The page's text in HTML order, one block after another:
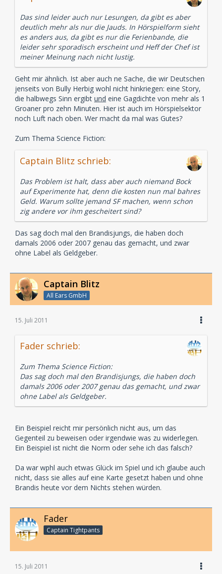
Das sind leider auch nur Lesungen, da gibt es aber
deutlich mehr als nur die Jauds. In Hörspielform sieht
es anders aus, da gibt es nur die Ferienbande, die
leider sehr sporadisch erscheint und Heff der Chef ist
meiner Meinung nach nicht lustig.
Geht mir ähnlich. Ist aber auch ne Sache, die wir Deutschen
jenseits von Bully Herbig wohl nicht hinkriegen: eine Story,
die halbwegs Sinn ergibt und eine Gagdichte von mehr als 1
Groaner pro zehn Minuten. Hier ist auch im Hörspielsektor
noch Luft nach oben. Wer macht da mal was Gutes?
Zum Thema Science Fiction:
Captain Blitz schrieb:
Das Problem ist halt, dass aber auch niemand Bock
auf Experimente hat, denn die kosten nun mal bahres
Geld. Warum sollte jemand SF machen, wenn schon
zig andere vor ihm gescheitert sind?
Das sag doch mal den Brandisjungs, die haben doch
damals 2006 oder 2007 genau das gemacht, und zwar
ohne Label als Geldgeber.
Captain Blitz
All Ears GmbH
15. Juli 2011
Fader schrieb:
Zum Thema Science Fiction:
Das sag doch mal den Brandisjungs, die haben doch
damals 2006 oder 2007 genau das gemacht, und zwar
ohne Label als Geldgeber.
Ein Beispiel reicht mir persönlich nicht aus, um das
Gegenteil zu beweisen oder irgendwie was zu widerlegen.
Ein Beispiel ist nicht die Norm oder sehe ich das falsch?
Da war wphl auch etwas Glück im Spiel und ich glaube auch
nicht, dass sie alles auf eine Karte gesetzt haben und ohne
Brandis heute vor dem Nichts stehen würden.
Fader
Captain Tightpants
15. Juli 2011